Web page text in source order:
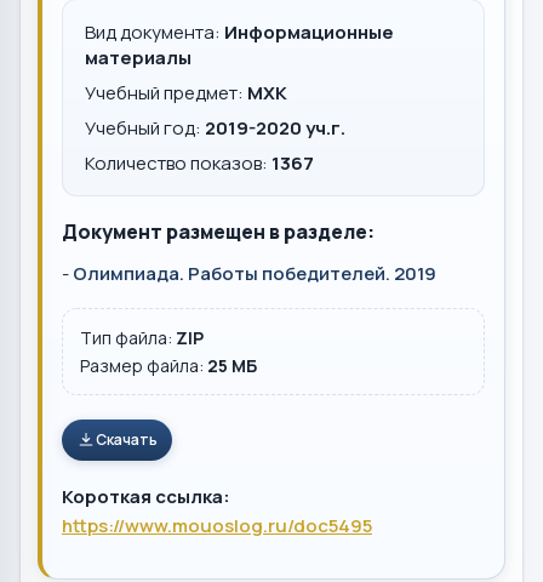
Вид документа: Информационные
материалы
Учебный предмет: МХК
Учебный год: 2019-2020 уч.г.
Количество показов: 1367
Документ размещен в разделе:
-Олимпиада. Работы победителей. 2019
Тип файла: ZIP
Размер файла: 25 MБ
Скачать
Короткая ссылка:
https://www.mouoslog.ru/doc5495